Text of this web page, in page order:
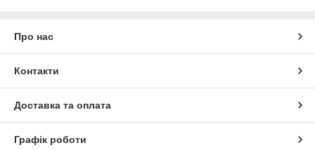
Про нас
Контакти
Доставка та оплата
Графік роботи